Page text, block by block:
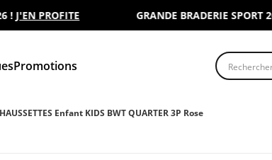
PROFITE GRANDE BRADERIE SPORT
Promotions
Enfant KIDS BWT QUARTER 3P Rose